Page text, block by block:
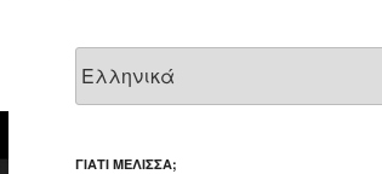
ΓΙΑΤΊ ΜΈΛΙΣΣΑ;